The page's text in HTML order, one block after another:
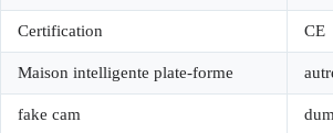
Certification CE
Maison intelligente plate-forme
fake cam